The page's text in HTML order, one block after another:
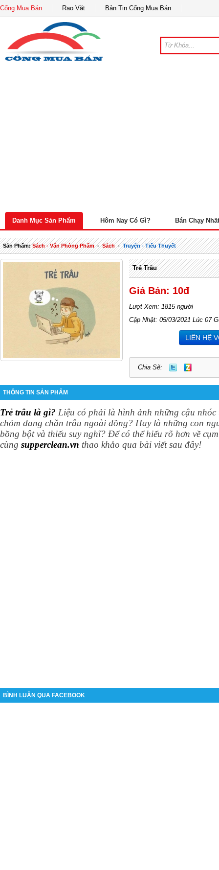
Cổng Mua Bán Rao Vặt Bản Tin Cổng Mua Bán
Danh Mục Sản Phẩm Hôm Nay Có Gì? Bán Chạy Nhất
Sản Phẩm:Sách - Văn Phòng Phẩm-Sách-Truyện - Tiểu Thuyết
Trẻ Trâu
Giá Bán: 10đ
Lượt Xem: 1815 người
Cập Nhật: 05/03/2021 Lúc 07
LIÊN HỆ
Chia Sẽ:
THÔNG TIN SẢN PHẨM
Trẻ trâu là gì? Liệu có phải là hình ảnh những cậu nhóc
chỏm đang chăn trâu ngoài đồng? Hay là những con
bồng bột và thiếu suy nghĩ? Để có thể hiểu rõ hơn về
cùng supperclean.vn thao khảo qua bài viết sau đây!
BÌNH LUẬN QUA FACEBOOK